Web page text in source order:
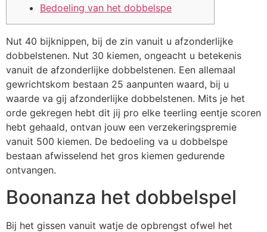
Bedoeling van het dobbelspe
Nut 40 bijknippen, bij de zin vanuit u afzonderlijke
dobbelstenen. Nut 30 kiemen, ongeacht u betekenis
vanuit de afzonderlijke dobbelstenen. Een allemaal
gewrichtskom bestaan 25 aanpunten waard, bij u
waarde va gij afzonderlijke dobbelstenen. Mits je het
orde gekregen hebt dit jij pro elke teerling eentje scoren
hebt gehaald, ontvan jouw een verzekeringspremie
vanuit 500 kiemen. De bedoeling va u dobbelspe
bestaan afwisselend het gros kiemen gedurende
ontvangen.
Boonanza het dobbelspel
Bij het gissen vanuit watje de opbrengst ofwel het